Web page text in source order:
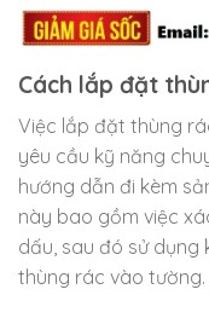
Cách lắp đặt
Việc lắp đặt thùng
yêu cầu kỹ năng
hướng dẫn đi kèm
này bao gồm việc
dấu, sau đó sử
thùng rác vào tường.